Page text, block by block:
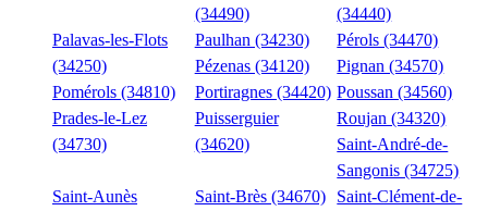
(34490)
(34440)
Palavas-les-Flots
(34250)
Paulhan (34230)
Pérols (34470)
Pézenas (34120)
Pignan (34570)
Pomérols (34810)
Portiragnes (34420) Poussan (34560)
Prades-le-Lez
(34730)
Puisserguier
(34620)
Roujan (34320)
Saint-André-de-
Sangonis (34725)
Saint-Aunès
Saint-Brès (34670)
Saint-Clément-de-